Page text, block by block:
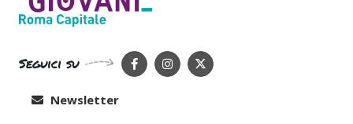
Seguici su
Newsletter